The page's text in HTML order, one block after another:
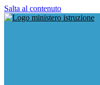
Salta al contenuto